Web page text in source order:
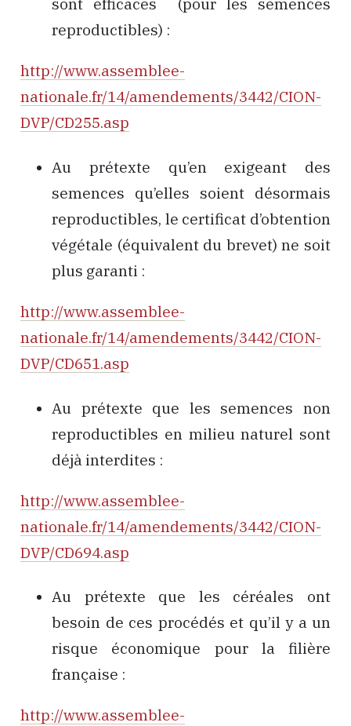
sont efficaces (pour les semences
reproductibles) :
http://www.assemblee-
nationale.fr/14/amendements/3442/CION-
DVP/CD255.asp
Au prétexte qu’en exigeant des
semences qu’elles soient désormais
reproductibles, le certificat d’obtention
végétale (équivalent du brevet) ne soit
plus garanti :
http://www.assemblee-
nationale.fr/14/amendements/3442/CION-
DVP/CD651.asp
Au prétexte que les semences non
reproductibles en milieu naturel sont
déjà interdites :
http://www.assemblee-
nationale.fr/14/amendements/3442/CION-
DVP/CD694.asp
Au prétexte que les céréales ont
besoin de ces procédés et qu’il y a un
risque économique pour la filière
française :
http://www.assemblee-